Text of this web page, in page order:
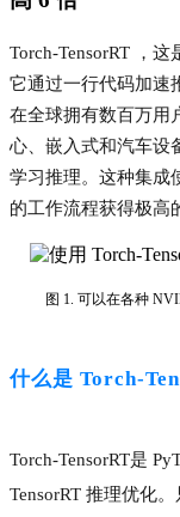
Torch-TensorRT ，这
它通过一行代码加速
在全球拥有数百万用
心、嵌入式和汽车设
学习推理。这种集成
的工作流程获得极高
图 1. 可以在各种
什么是 Torch-
Torch-TensorRT是
TensorRT 推理优化